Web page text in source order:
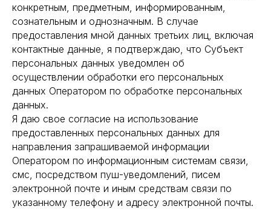
конкретным, предметным, информированным,
сознательным и однозначным. В случае
предоставления мной данных третьих лиц, включая
контактные данные, я подтверждаю, что Субъект
персональных данных уведомлен об
осуществлении обработки его персональных
данных Оператором по обработке персональных
данных.
Я даю свое согласие на использование
предоставленных персональных данных для
направления запрашиваемой информации
Оператором по информационным системам связи,
смс, посредством пуш-уведомлений, писем
электронной почте и иным средствам связи по
указанному телефону и адресу электронной почты.